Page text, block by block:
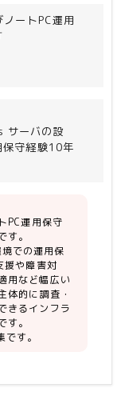
ートPC運用
PCセットア
障対応およ
援、障害対
査、設定変
適用、月次報
WSUS、フ
、
サーバの設
保守経験10年
幅広いサービ
見を有するこ
計〜構築、
PC運用保守
す。
での運用保
援や障害対
用など幅広い
体的に調査・
きるインフラ
す。
す。